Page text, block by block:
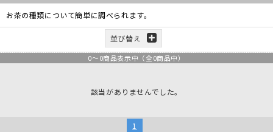
お茶の種類について簡単に調べられます。
並び替え
0～0商品表示中（全0商品中）
該当がありませんでした。
1